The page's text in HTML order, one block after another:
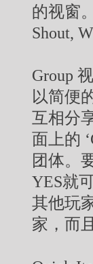
的视窗
Shout,
Group
以简便
互相分
面上的
团体。
YES就
其他玩
家，而